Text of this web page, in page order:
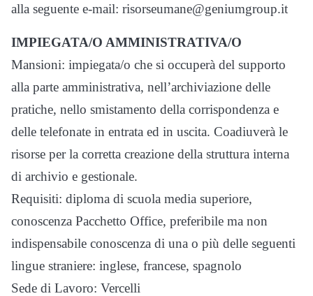
alla seguente e-mail: risorseumane@geniumgroup.it
IMPIEGATA/O AMMINISTRATIVA/O
Mansioni: impiegata/o che si occuperà del supporto
alla parte amministrativa, nell’archiviazione delle
pratiche, nello smistamento della corrispondenza e
delle telefonate in entrata ed in uscita. Coadiuverà le
risorse per la corretta creazione della struttura interna
di archivio e gestionale.
Requisiti: diploma di scuola media superiore,
conoscenza Pacchetto Office, preferibile ma non
indispensabile conoscenza di una o più delle seguenti
lingue straniere: inglese, francese, spagnolo
Sede di Lavoro: Vercelli